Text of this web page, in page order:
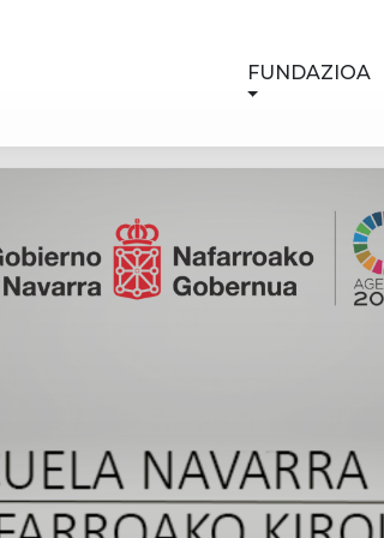
FUNDAZIOA